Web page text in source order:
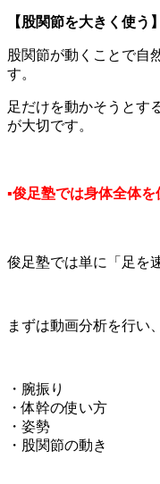
【股関節を大きく使う】
股関節が動くことで自
す。
足だけを動かそうとす
が大切です。
▪俊足塾では身体全体
俊足塾では単に「足を
まずは動画分析を行い、
・腕振り
・体幹の使い方
・姿勢
・股関節の動き